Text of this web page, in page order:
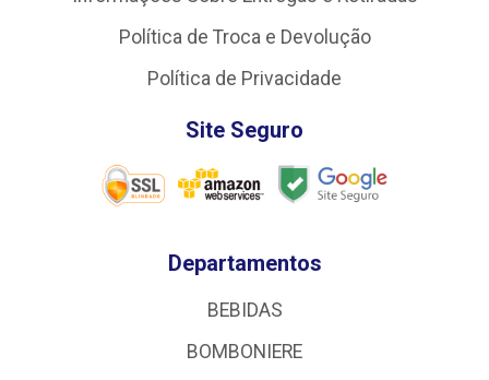
Política de Troca e Devolução
Política de Privacidade
Site Seguro
Departamentos
BEBIDAS
BOMBONIERE